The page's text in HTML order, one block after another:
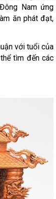
Nam ứng
ăn phát đạt,
với tuổi của
tìm đến các